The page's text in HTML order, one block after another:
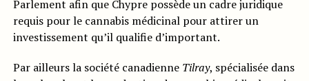
Parlement afin que Chypre possède un cadre juridique
requis pour le cannabis médicinal pour attirer un
investissement qu’il qualifie d’important.
Par ailleurs la société canadienne Tilray, spécialisée dans